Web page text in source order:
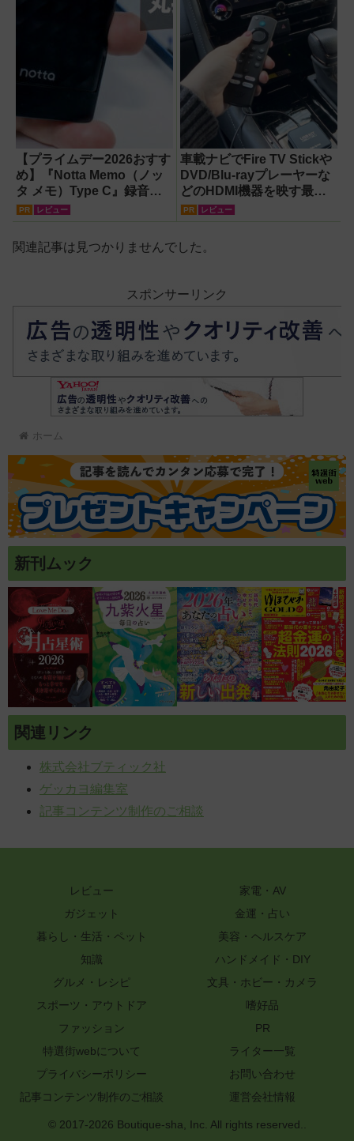
【プライムデー2026おすす
め】『Notta Memo（ノッ
タ メモ）Type C』録音か
らAI自動文字起こし・翻
スレコーダー！【議事録作
成】
PR レビュー
車載ナビでFire TV Stickや
DVD/Blu-rayプレーヤーな
どのHDMI機器を映す最短
ルート。USB接続だけで
ーを徹底解説【データシス
PR レビュー
関連記事は見つかりませんでした。
スポンサーリンク
ホーム
新刊ムック
関連リンク
株式会社ブティック社
ゲッカヨ編集室
記事コンテンツ制作のご相談
レビュー
家電・AV
ガジェット
金運・占い
暮らし・生活・ペット
美容・ヘルスケア
知識
ハンドメイド・DIY
グルメ・レシピ
文具・ホビー・カメラ
スポーツ・アウトドア
嗜好品
ファッション
PR
特選街webについて
ライター一覧
プライバシーポリシー
お問い合わせ
記事コンテンツ制作のご相談
運営会社情報
© 2017-2026 Boutique-sha, Inc. All rights reserved..